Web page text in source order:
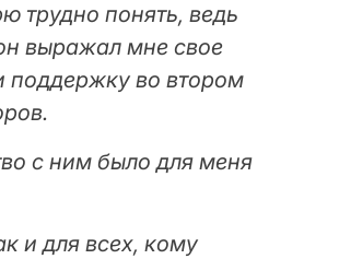
трудно понять, ведь
выражал мне свое
поддержку во втором
с ним было для меня
и для всех, кому